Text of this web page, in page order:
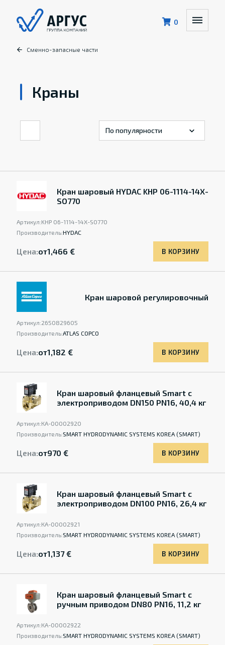
0
Сменно-запасные части
Краны
Кран шаровый HYDAC KHP 06-1114-14X-
SO770
Артикул:KHP 06-1114-14X-SO770
Производитель:HYDAC
Цена:от1,466 € В КОРЗИНУ
Кран шаровой регулировочный
Артикул:2650829605
Производитель:ATLAS COPCO
Цена:от1,182 € В КОРЗИНУ
Кран шаровый фланцевый Smart с
электроприводом DN150 PN16, 40,4 кг
Артикул:КА-00002920
Производитель:SMART HYDRODYNAMIC SYSTEMS KOREA (SMART)
Цена:от970 € В КОРЗИНУ
Кран шаровый фланцевый Smart с
электроприводом DN100 PN16, 26,4 кг
Артикул:КА-00002921
Производитель:SMART HYDRODYNAMIC SYSTEMS KOREA (SMART)
Цена:от1,137 € В КОРЗИНУ
Кран шаровый фланцевый Smart с
ручным приводом DN80 PN16, 11,2 кг
Артикул:КА-00002922
Производитель:SMART HYDRODYNAMIC SYSTEMS KOREA (SMART)